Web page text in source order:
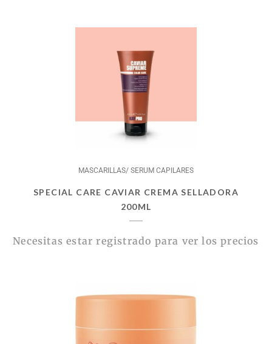
MASCARILLAS/ SERUM CAPILARES
SPECIAL CARE CAVIAR CREMA SELLADORA
200ML
Necesitas estar registrado para ver los precios